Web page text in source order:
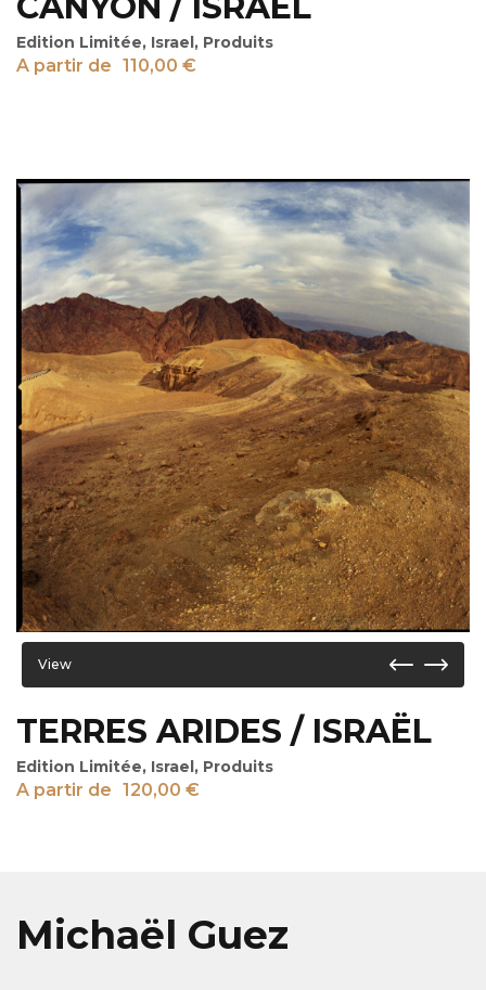
Edition Limitée, Israel, Produits
A partir de 110,00 €
View
TERRES ARIDES / ISRAËL
Edition Limitée, Israel, Produits
A partir de 120,00 €
Michaël Guez